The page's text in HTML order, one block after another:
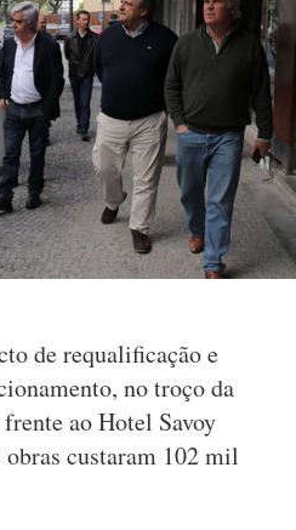
de requalificação e
no troço da
ao Hotel Savoy
custaram 102 mil